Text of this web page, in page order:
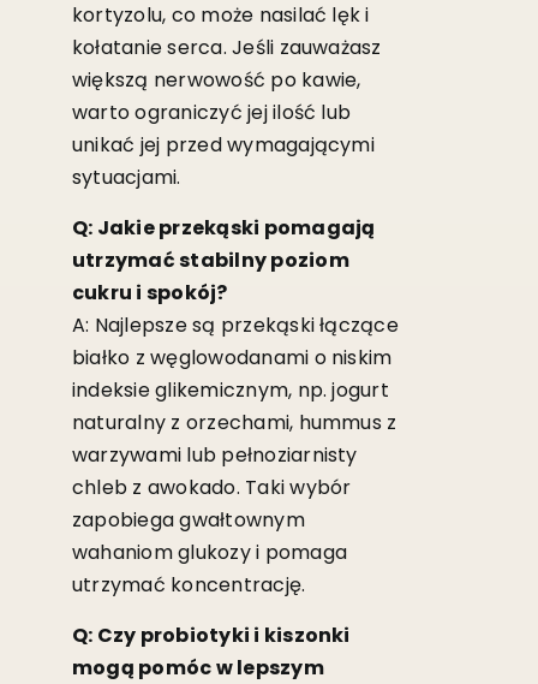
kortyzolu, co może nasilać lęk i
kołatanie serca. Jeśli zauważasz
większą nerwowość po kawie,
warto ograniczyć jej ilość lub
unikać jej przed wymagającymi
sytuacjami.
Q: Jakie przekąski pomagają
utrzymać stabilny poziom
cukru i spokój?
A: Najlepsze są przekąski łączące
białko z węglowodanami o niskim
indeksie glikemicznym, np. jogurt
naturalny z orzechami, hummus z
warzywami lub pełnoziarnisty
chleb z awokado. Taki wybór
zapobiega gwałtownym
wahaniom glukozy i pomaga
utrzymać koncentrację.
Q: Czy probiotyki i kiszonki
mogą pomóc w lepszym